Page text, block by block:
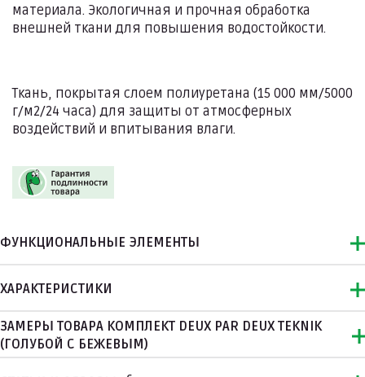
материала. Экологичная и прочная обработка
внешней ткани для повышения водостойкости.
Ткань, покрытая слоем полиуретана (15 000 мм/5000
г/м2/24 часа) для защиты от атмосферных
воздействий и впитывания влаги.
ФУНКЦИОНАЛЬНЫЕ ЭЛЕМЕНТЫ
ХАРАКТЕРИСТИКИ
ЗАМЕРЫ ТОВАРА КОМПЛЕКТ DEUX PAR DEUX TEKNIK
(ГОЛУБОЙ С БЕЖЕВЫМ)